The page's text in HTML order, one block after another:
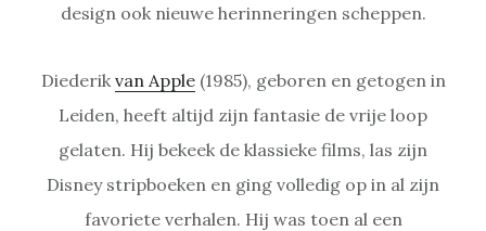
design ook nieuwe herinneringen scheppen.
Diederik van Apple(1985), geboren en getogen in
Leiden, heeft altijd zijn fantasie de vrije loop
gelaten. Hij bekeek de klassieke films, las zijn
Disney stripboeken en ging volledig op in al zijn
favoriete verhalen. Hij was toen al een